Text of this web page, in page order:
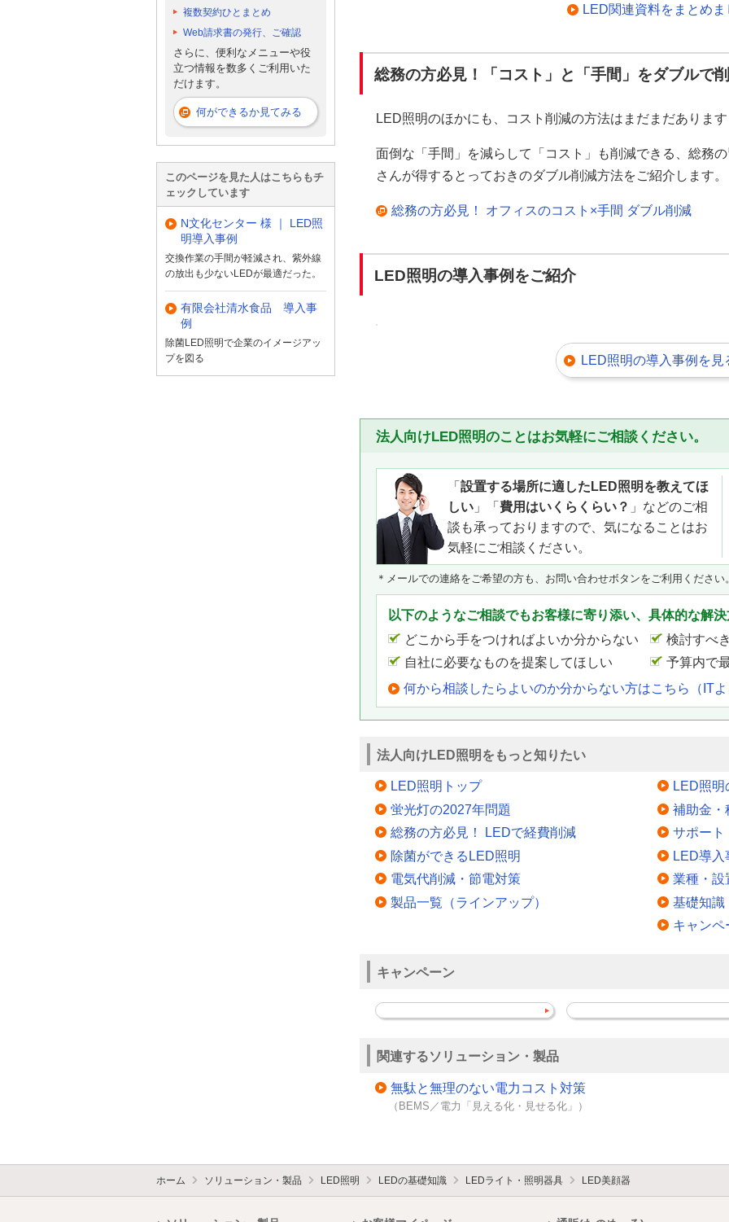
LED関連資料をまとめ
総務の方必見！「コスト」と「手間」をダブルで
LED照明のほかにも、コスト削減の方法はまだまだありま
面倒な「手間」を減らして「コスト」も削減できる、総務
さんが得するとっておきのダブル削減方法をご紹介します。
総務の方必見！ オフィスのコスト×手間 ダブル削減
LED照明の導入事例をご紹介
LED照明の導入事例を見
法人向けLED照明のことはお気軽にご相談ください。
「 設置する場所に適したLED照明を教えてほ
しい 」「 費用はいくらくらい？ 」などのご相
談も承っておりますので、気になることはお
気軽にご相談ください。
＊メールでの連絡をご希望の方も、お問い合わせボタンをご利用ください
以下のようなご相談でもお客様に寄り添い、具体的な解
どこから手をつければよいか分からない
検討すべ
自社に必要なものを提案してほしい
予算内で
何から相談したらよいのか分からない方はこちら（IT
法人向けLED照明をもっと知りたい
LED照明トップ
蛍光灯の2027年問題
総務の方必見！ LEDで経費削減
除菌ができるLED照明
電気代削減・節電対策
製品一覧（ラインアップ）
LED照
補助金・
サポート
LED導入
業種・設
基礎知識
キャンペ
キャンペーン
関連するソリューション・製品
無駄と無理のない電力コスト対策
（BEMS／電力「見える化・見せる化」）
複数契約ひとまとめ
Web請求書の発行、ご確認
さらに、便利なメニューや役
立つ情報を数多くご利用いた
だけます。
何ができるか見てみる
このページを見た人はこちらもチ
ェックしています
N文化センター 様 ｜ LED照
明導入事例
交換作業の手間が軽減され、紫外線
の放出も少ないLEDが最適だった。
有限会社清水食品 導入事
例
除菌LED照明で企業のイメージアッ
プを図る
ホーム ソリューション・製品 LED照明 LEDの基礎知識 LEDライト・照明器具 LED美顔器